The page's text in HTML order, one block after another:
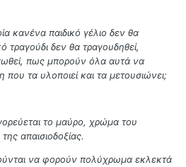
κανένα παιδικό γέλιο δεν θα
τραγούδι δεν θα τραγουδηθεί,
πως μπορούν όλα αυτά να
τα υλοποιεί και τα μετουσιώνει;
το μαύρο, χρώμα του
απαισιοδοξίας.
να φορούν πολύχρωμα εκλεκτά